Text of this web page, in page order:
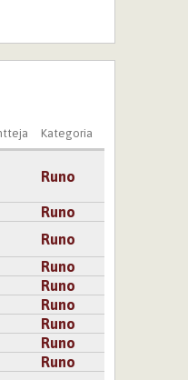
Kategoria
Runo
Runo
Runo
Runo
Runo
Runo
Runo
Runo
Runo